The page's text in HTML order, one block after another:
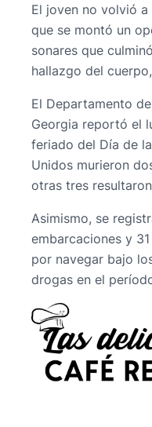
El joven no volvió
que se montó un
sonares que
hallazgo del
El Departamento
Georgia reportó el
feriado del Día de
Unidos murieron
otras tres
Asimismo, se
embarcaciones y
por navegar bajo
drogas en el